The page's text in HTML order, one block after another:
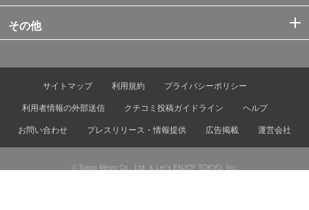
その他
サイトマップ 利用規約
プライバシーポリシー
利用者情報の外部送信
クチコミ投稿ガイドライン
ヘルプ
お問い合わせ
プレスリリース・情報提供 広告掲載 運営会社
© Tokyo Metro Co., Ltd. & Let’s ENJOY TOKYO, Inc.